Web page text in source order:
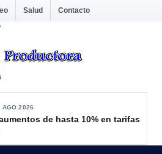
Salud Contacto
AGO 2026
de hasta 10% en tarifas